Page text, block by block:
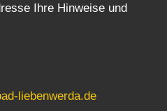
Ihre Hinweise und
liebenwerda.de